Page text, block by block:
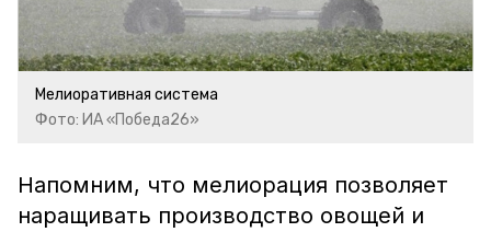
Мелиоративная система
Фото: ИА «Победа26»
Напомним, что мелиорация позволяет
наращивать производство овощей и